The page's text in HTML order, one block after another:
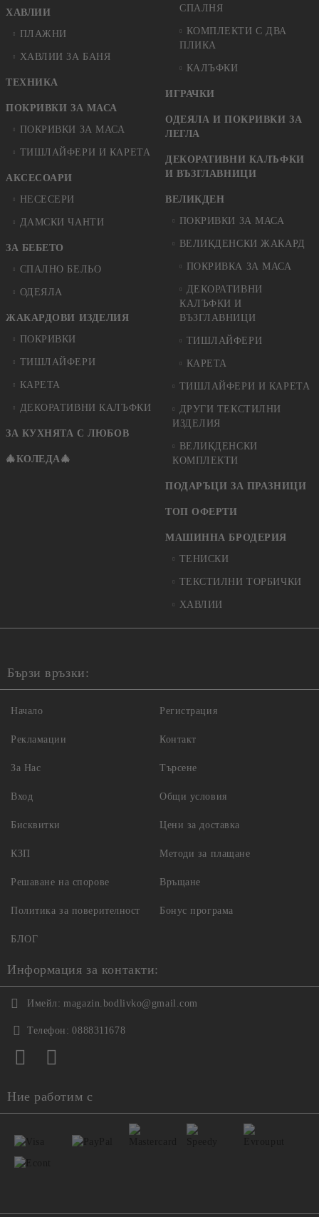
ХАВЛИИ
ПЛАЖНИ
ХАВЛИИ ЗА БАНЯ
ТЕХНИКА
ПОКРИВКИ ЗА МАСА
ПОКРИВКИ ЗА МАСА
ТИШЛАЙФЕРИ И КАРЕТА
АКСЕСОАРИ
НЕСЕСЕРИ
ДАМСКИ ЧАНТИ
ЗА БЕБЕТО
СПАЛНО БЕЛЬО
ОДЕЯЛА
ЖАКАРДОВИ ИЗДЕЛИЯ
ПОКРИВКИ
ТИШЛАЙФЕРИ
КАРЕТА
ДЕКОРАТИВНИ КАЛЪФКИ
ЗА КУХНЯТА С ЛЮБОВ
🎄КОЛЕДА🎄
СПАЛНЯ
КОМПЛЕКТИ С ДВА
ПЛИКА
КАЛЪФКИ
ИГРАЧКИ
ОДЕЯЛА И ПОКРИВКИ ЗА
ЛЕГЛА
ДЕКОРАТИВНИ КАЛЪФКИ
И ВЪЗГЛАВНИЦИ
ВЕЛИКДЕН
ПОКРИВКИ ЗА МАСА
ВЕЛИКДЕНСКИ ЖАКАРД
ПОКРИВКА ЗА МАСА
ДЕКОРАТИВНИ
КАЛЪФКИ И
ВЪЗГЛАВНИЦИ
ТИШЛАЙФЕРИ
КАРЕТА
ТИШЛАЙФЕРИ И КАРЕТА
ДРУГИ ТЕКСТИЛНИ
ИЗДЕЛИЯ
ВЕЛИКДЕНСКИ
КОМПЛЕКТИ
ПОДАРЪЦИ ЗА ПРАЗНИЦИ
ТОП ОФЕРТИ
МАШИННА БРОДЕРИЯ
ТЕНИСКИ
ТЕКСТИЛНИ ТОРБИЧКИ
ХАВЛИИ
Бързи връзки:
Начало
Рекламации
За Нас
Вход
Регистрация
Контакт
Търсене
Общи условия
Бисквитки
КЗП
Решаване на спорове
Политика за поверителност
Цени за доставка
Методи за плащане
Връщане
Бонус програма
БЛОГ
Информация за контакти:
Имейл: magazin.bodlivko@gmail.com
Телефон: 0888311678
Ние работим с